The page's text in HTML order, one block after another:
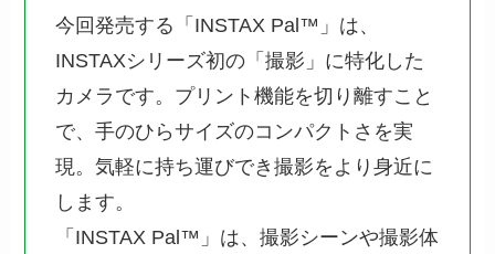
今回発売する「INSTAX Pal™」は、
INSTAXシリーズ初の「撮影」に特化した
カメラです。プリント機能を切り離すこと
で、手のひらサイズのコンパクトさを実
現。気軽に持ち運びでき撮影をより身近に
します。
「INSTAX Pal™」は、撮影シーンや撮影体